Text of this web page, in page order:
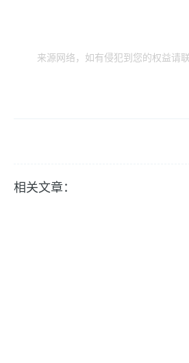
来源网络，如有侵犯到您的权益请
相关文章：